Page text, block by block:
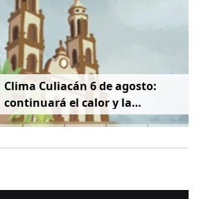
Clima Culiacán 6 de agosto:
continuará el calor y la
probabilidad de lluvia